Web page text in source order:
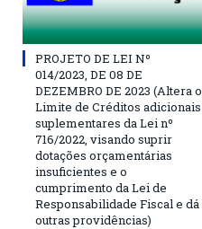
PROJETO DE LEI Nº
014/2023, DE 08 DE
DEZEMBRO DE 2023 (Altera o
Limite de Créditos adicionais
suplementares da Lei nº
716/2022, visando suprir
dotações orçamentárias
insuficientes e o
cumprimento da Lei de
Responsabilidade Fiscal e dá
outras providências)